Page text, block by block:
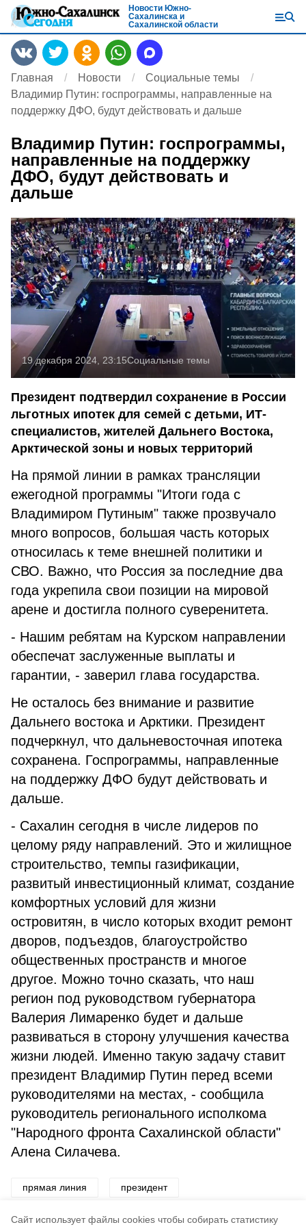
Cайт использует файлы cookies чтобы собирать статистику
Новости Южно-
Сахалинска и
Сахалинской области
Главная Новости
Социальные темы
Владимир Путин: госпрограммы, направленные на
поддержку ДФО, будут действовать и дальше
Владимир Путин: госпрограммы,
направленные на поддержку
ДФО, будут действовать и
дальше
19 декабря 2024, 23:15Социальные темы
Президент подтвердил сохранение в России
льготных ипотек для семей с детьми, ИТ-
специалистов, жителей Дальнего Востока,
Арктической зоны и новых территорий
На прямой линии в рамках трансляции
ежегодной программы "Итоги года с
Владимиром Путиным" также прозвучало
много вопросов, большая часть которых
относилась к теме внешней политики и
СВО. Важно, что Россия за последние два
года укрепила свои позиции на мировой
арене и достигла полного суверенитета.
- Нашим ребятам на Курском направлении
обеспечат заслуженные выплаты и
гарантии, - заверил глава государства.
Не осталось без внимание и развитие
Дальнего востока и Арктики. Президент
подчеркнул, что дальневосточная ипотека
сохранена. Госпрограммы, направленные
на поддержку ДФО будут действовать и
дальше.
- Сахалин сегодня в числе лидеров по
целому ряду направлений. Это и жилищное
строительство, темпы газификации,
развитый инвестиционный климат, создание
комфортных условий для жизни
островитян, в число которых входит ремонт
дворов, подъездов, благоустройство
общественных пространств и многое
другое. Можно точно сказать, что наш
регион под руководством губернатора
Валерия Лимаренко будет и дальше
развиваться в сторону улучшения качества
жизни людей. Именно такую задачу ставит
президент Владимир Путин перед всеми
руководителями на местах, - сообщила
руководитель регионального исполкома
"Народного фронта Сахалинской области"
Алена Силачева.
прямая линия президент
льготная ипотека